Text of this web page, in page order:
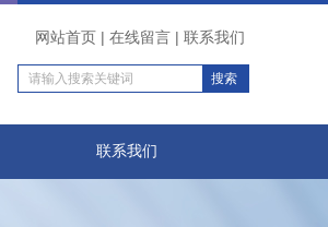
网站首页 | 在线留言 | 联系我们
联系我们